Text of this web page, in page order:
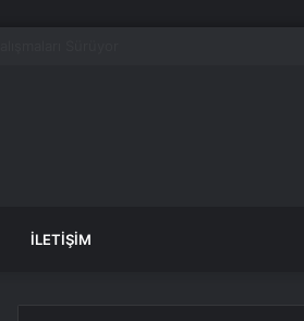
İLETIŞIM